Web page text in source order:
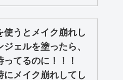
うとメイク崩れし
ェルを塗ったら、
ってるのに！！！
メイク崩れしてし